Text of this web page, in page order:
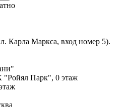
Карла Маркса, вход номер 5).
"Ройял Парк", 0 этаж